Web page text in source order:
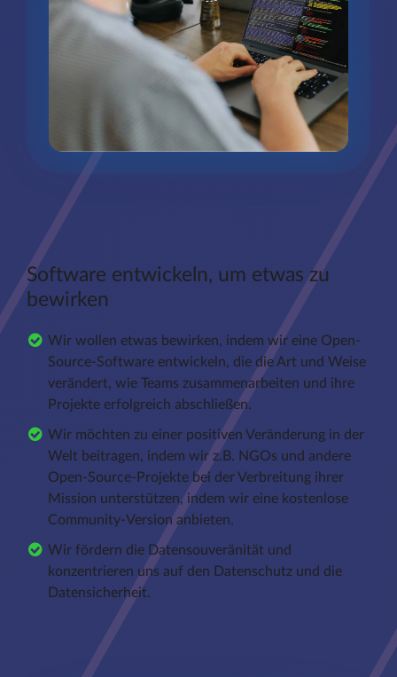
Software entwickeln, um etwas zu
bewirken
Wir wollen etwas bewirken, indem wir eine Open-
Source-Software entwickeln, die die Art und Weise
verändert, wie Teams zusammenarbeiten und ihre
Projekte erfolgreich abschließen.
Wir möchten zu einer positiven Veränderung in der
Welt beitragen, indem wir z.B. NGOs und andere
Open-Source-Projekte bei der Verbreitung ihrer
Mission unterstützen, indem wir eine kostenlose
Community-Version anbieten.
Wir fördern die Datensouveränität und
konzentrieren uns auf den Datenschutz und die
Datensicherheit.